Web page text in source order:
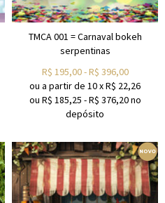
TMCA 001 = Carnaval bokeh
serpentinas
R$ 195,00-R$ 396,00
ou a partir de 10xR$ 22,26
ou R$ 185,25 -R$ 376,20no
depósito